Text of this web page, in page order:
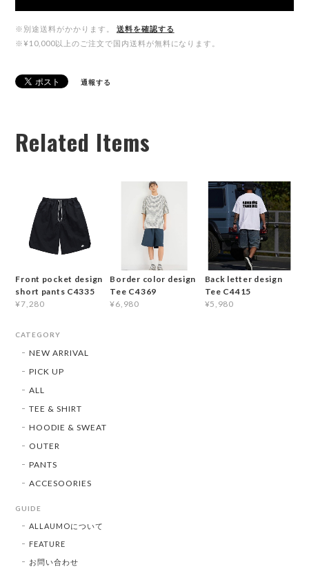
※別途送料がかかります。
送料を確認する
※¥10,000以上のご注文で国内送料が無料になります。
通報する
Related Items
Front pocket design
short pants C4335
¥7,280
Border color design
Tee C4369
¥6,980
Back letter design
Tee C4415
¥5,980
CATEGORY
NEW ARRIVAL
PICK UP
ALL
TEE & SHIRT
HOODIE & SWEAT
OUTER
PANTS
ACCESOORIES
GUIDE
ALLAUMOについて
FEATURE
お問い合わせ